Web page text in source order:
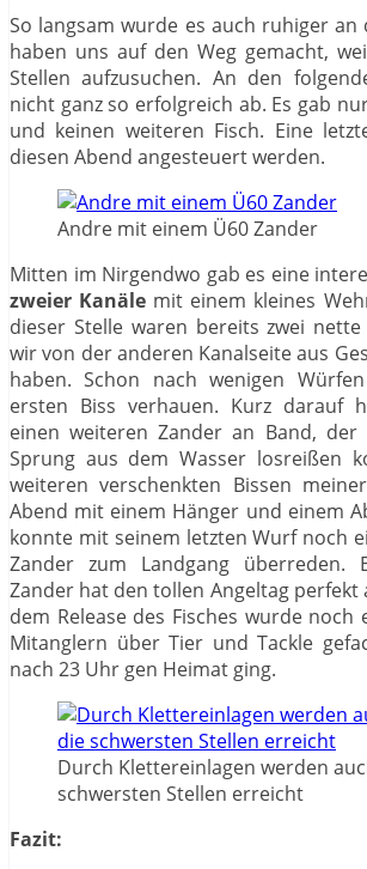
So langsam wurde es auch ruhiger
haben uns auf den Weg gemacht,
Stellen aufzusuchen. An den
nicht ganz so erfolgreich ab. Es gab
und keinen weiteren Fisch. Eine
diesen Abend angesteuert werden.
Andre mit einem Ü60 Zander
Mitten im Nirgendwo gab es eine
zweier Kanäle mit einem kleines
dieser Stelle waren bereits zwei
wir von der anderen Kanalseite aus
haben. Schon nach wenigen
ersten Biss verhauen. Kurz darauf
einen weiteren Zander an Band,
Sprung aus dem Wasser losreißen
weiteren verschenkten Bissen
Abend mit einem Hänger und einem
konnte mit seinem letzten Wurf noch
Zander zum Landgang überreden.
Zander hat den tollen Angeltag perfekt
dem Release des Fisches wurde
Mitanglern über Tier und Tackle
nach 23 Uhr gen Heimat ging.
Durch Klettereinlagen werden
schwersten Stellen erreicht
Fazit: